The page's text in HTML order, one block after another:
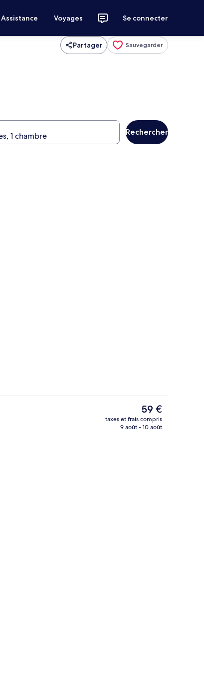
Assistance Voyages Se connecter
Partager Sauvegarder
Rechercher
Le
prix
actuel
59 €
taxes et frais compris
9 août - 10 août